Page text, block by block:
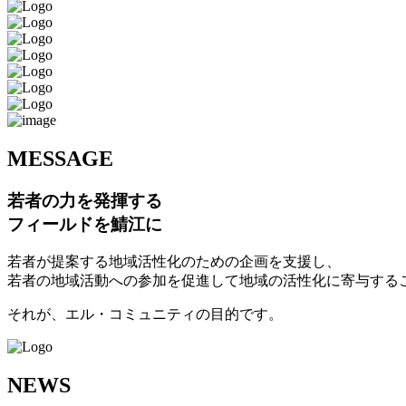
MESSAGE
若者の力を発揮する
フィールドを鯖江に
若者が提案する地域活性化のための企画を支援し、
若者の地域活動への参加を促進して地域の活性化に寄与する
それが、エル・コミュニティの目的です。
NEWS